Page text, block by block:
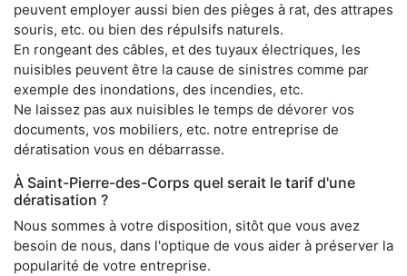
peuvent employer aussi bien des pièges à rat, des attrapes
souris, etc. ou bien des répulsifs naturels.
En rongeant des câbles, et des tuyaux électriques, les
nuisibles peuvent être la cause de sinistres comme par
exemple des inondations, des incendies, etc.
Ne laissez pas aux nuisibles le temps de dévorer vos
documents, vos mobiliers, etc. notre entreprise de
dératisation vous en débarrasse.
À Saint-Pierre-des-Corps quel serait le tarif d'une
dératisation ?
Nous sommes à votre disposition, sitôt que vous avez
besoin de nous, dans l'optique de vous aider à préserver la
popularité de votre entreprise.